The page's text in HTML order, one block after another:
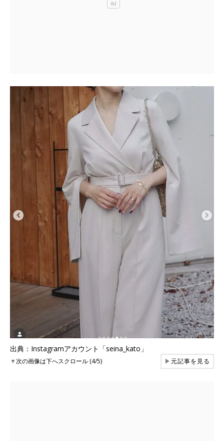
出典：Instagramアカウント「seina_kato」
▼次の画像は下へスクロール (4/5) ▶元記事を見る